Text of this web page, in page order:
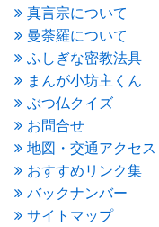
2015年5月(1)
2015年4月(1)
(3)
2015年2月(3)
2015年1月(1)
2014年12月 (2)
2014年9月
2014年5月(1)
2014年4月 (4)
2014年1月 (1)
2013年11月(4)
2013年10月 (2)
真言宗について
曼荼羅について
ふしぎな密教法具
まんが小坊主くん
ぶつ仏クイズ
お問合せ
地図・交通アクセス
おすすめリンク集
バックナンバー
サイトマップ